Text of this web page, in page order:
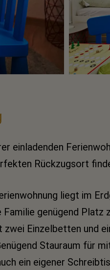
einladenden
Rückzugsort
liegt im
genügend Platz
zwei Einzelbetten und
Stauraum für
ein eigener